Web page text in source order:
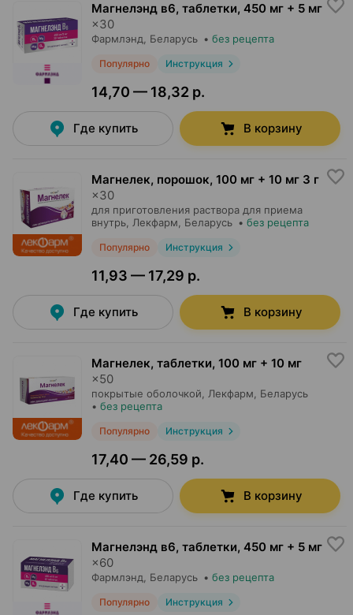
Магнелэнд в6, таблетки, 450 мг + 5 мг
×30
Фармлэнд , Беларусь • без рецепта
Популярно Инструкция
14,70 — 18,32 р.
Где купить В корзину
Магнелек, порошок, 100 мг + 10 мг 3 г
×30
для приготовления раствора для приема
внутрь, Лекфарм , Беларусь • без рецепта
Популярно Инструкция
11,93 — 17,29 р.
Где купить В корзину
Магнелек, таблетки, 100 мг + 10 мг
×50
покрытые оболочкой, Лекфарм , Беларусь
• без рецепта
Популярно Инструкция
17,40 — 26,59 р.
Где купить В корзину
Магнелэнд в6, таблетки, 450 мг + 5 мг
×60
Фармлэнд , Беларусь • без рецепта
Популярно Инструкция